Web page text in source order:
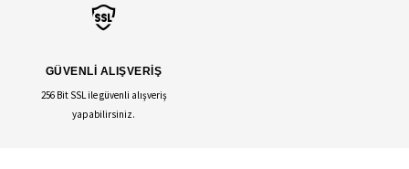
GÜVENLİ ALIŞVERİŞ
256 Bit SSL ile güvenli alışveriş
yapabilirsiniz.